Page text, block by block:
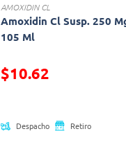
AMOXIDIN CL
Amoxidin Cl Susp. 250
105 Ml
$10.62
Despacho Retiro